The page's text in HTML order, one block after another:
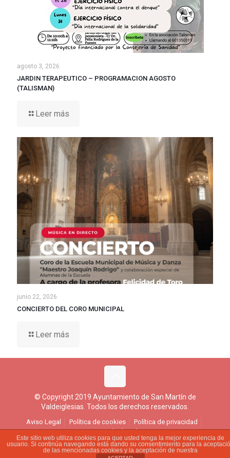
agosto 3, 2026
JARDIN TERAPEUTICO – PROGRAMACION AGOSTO
(TALISMAN)
Leer más
junio 22, 2026
CONCIERTO DEL CORO MUNICIPAL
Leer más
© Copyright 2019 Ayuntamiento de San Martín de
Valdeiglesias. Todos los derechos reservados.
Aviso Legal Política de cookies
Política de privacidad
Ejercicio de derechos
Este sitio web utiliza cookies para que usted tenga la mejor experiencia de
usuario. Si continúa navegando está dando su consentimiento para la
de las mencionadas cookies y la aceptación de nuestra